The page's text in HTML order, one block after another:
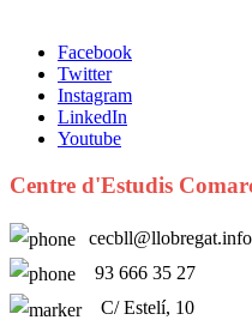
Facebook
Twitter
Instagram
LinkedIn
Youtube
Centre d'Estudis
cecbll@llobregat.info
93 666 35 27
C/ Estelí, 10